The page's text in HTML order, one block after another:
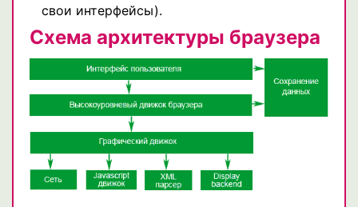
свои интерфейсы).
Схема архитектуры браузера